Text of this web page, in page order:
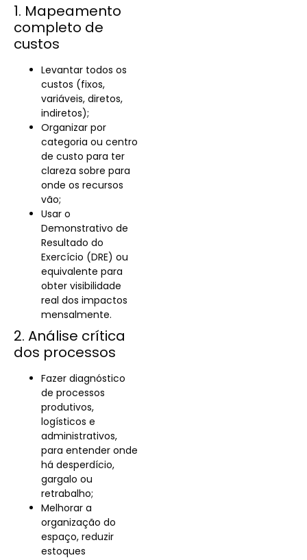
1. Mapeamento
completo de
custos
Levantar todos os
custos (fixos,
variáveis, diretos,
indiretos);
Organizar por
categoria ou centro
de custo para ter
clareza sobre para
onde os recursos
vão;
Usar o
Demonstrativo de
Resultado do
Exercício (DRE) ou
equivalente para
obter visibilidade
real dos impactos
mensalmente.
2. Análise crítica
dos processos
Fazer diagnóstico
de processos
produtivos,
logísticos e
administrativos,
para entender onde
há desperdício,
gargalo ou
retrabalho;
Melhorar a
organização do
espaço, reduzir
estoques